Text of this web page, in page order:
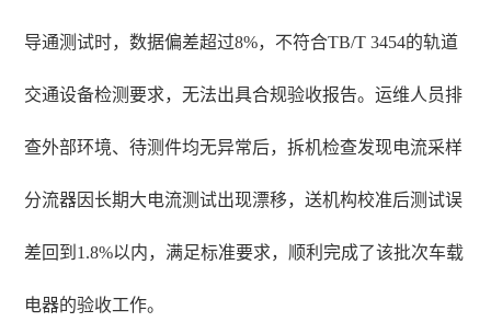
导通测试时，数据偏差超过8%，不符合TB/T 3454的轨道
交通设备检测要求，无法出具合规验收报告。运维人员排
查外部环境、待测件均无异常后，拆机检查发现电流采样
分流器因长期大电流测试出现漂移，送机构校准后测试误
差回到1.8%以内，满足标准要求，顺利完成了该批次车载
电器的验收工作。